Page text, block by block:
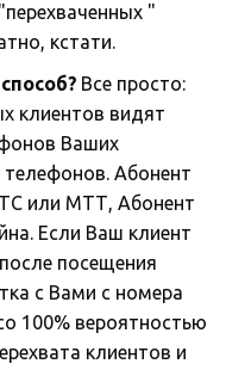
"
кстати.
Все просто:
клиентов видят
Ваших
Абонент
или МТТ, Абонент
Если Ваш клиент
посещения
с Вами с номера
100% вероятностью
клиентов и